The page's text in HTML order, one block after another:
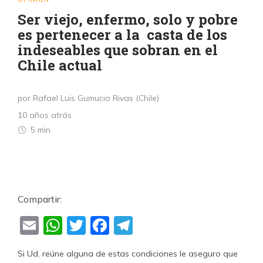
Ser viejo, enfermo, solo y pobre
es pertenecer a la casta de los
indeseables que sobran en el
Chile actual
por Rafael Luis Gumucio Rivas (Chile)
10 años atrás
5 min
Compartir:
EmailWhatsApp
TwitterFacebook
Si Ud. reúne alguna de estas condiciones le aseguro que